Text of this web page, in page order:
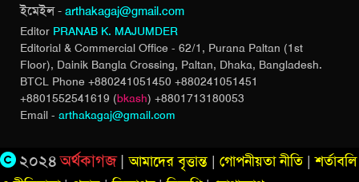
ইমেইল - arthakagaj@gmail.com
Editor PRANAB K. MAJUMDER
Editorial & Commercial Office - 62/1, Purana Paltan (1st
Floor), Dainik Bangla Crossing, Paltan, Dhaka, Bangladesh.
BTCL Phone +880241051450 +880241051451
+8801552541619 (bkash) +8801713180053
Email - arthakagaj@gmail.com
২০২৪অর্থকাগজ|আমাদের বৃত্তান্ত| গোপনীয়তা নীতি|শর্তাবলি